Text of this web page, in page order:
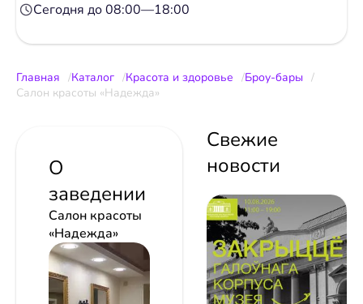
Сегодня до 08:00—18:00
Главная Каталог Красота и здоровье
Броу-бары
Салон красоты «Надежда»
О
заведении
Салон красоты
«Надежда»
Свежие
новости